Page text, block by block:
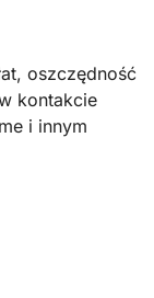
oszczędność
kontakcie
i innym